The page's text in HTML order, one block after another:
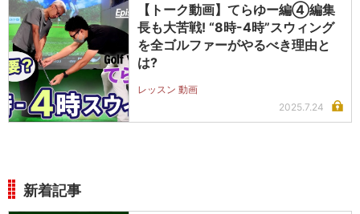
【トーク動画】てらゆー編④編集
長も大苦戦! “8時-4時”スウィング
を全ゴルファーがやるべき理由と
は?
レッスン 動画
2025.7.24
新着記事